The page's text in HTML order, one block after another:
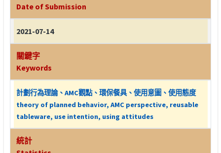
Date of Submission
2021-07-14
關鍵字
Keywords
計劃行為理論、AMC觀點、環保餐具、使用意圖、使用態度
theory of planned behavior, AMC perspective, reusable
tableware, use intention, using attitudes
統計